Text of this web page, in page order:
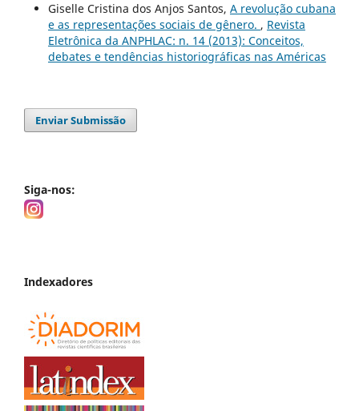
Giselle Cristina dos Anjos Santos, A revolução cubana
e as representações sociais de gênero. , Revista
Eletrônica da ANPHLAC: n. 14 (2013): Conceitos,
debates e tendências historiográficas nas Américas
Enviar Submissão
Siga-nos:
Indexadores